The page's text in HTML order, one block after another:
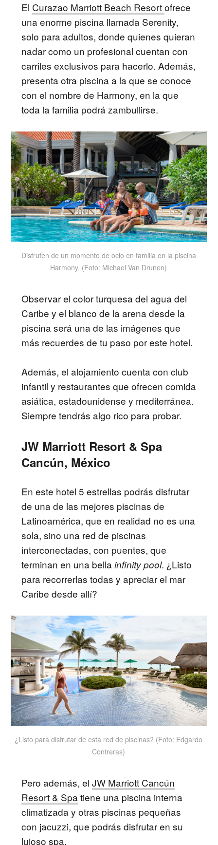
El Curazao Marriott Beach Resortofrece
una enorme piscina llamada Serenity,
solo para adultos, donde quienes quieran
nadar como un profesional cuentan con
carriles exclusivos para hacerlo. Además,
presenta otra piscina a la que se conoce
con el nombre de Harmony, en la que
toda la familia podrá zambullirse.
Disfruten de un momento de ocio en familia en la piscina
Harmony. (Foto: Michael Van Drunen)
Observar el color turquesa del agua del
Caribe y el blanco de la arena desde la
piscina será una de las imágenes que
más recuerdes de tu paso por este hotel.
Además, el alojamiento cuenta con club
infantil y restaurantes que ofrecen comida
asiática, estadounidense y mediterránea.
Siempre tendrás algo rico para probar.
JW Marriott Resort & Spa
Cancún, México
En este hotel 5 estrellas podrás disfrutar
de una de las mejores piscinas de
Latinoamérica, que en realidad no es una
sola, sino una red de piscinas
interconectadas, con puentes, que
terminan en una bellainfinity pool. ¿Listo
para recorrerlas todas y apreciar el mar
Caribe desde allí?
¿Listo para disfrutar de esta red de piscinas? (Foto: Edgardo
Contreras)
Pero además, elJW Marriott Cancún
Resort & Spa tiene una piscina interna
climatizada y otras piscinas pequeñas
con jacuzzi, que podrás disfrutar en su
lujoso spa.